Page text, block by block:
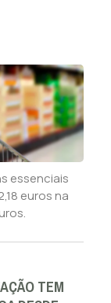
essenciais
euros na
TEM